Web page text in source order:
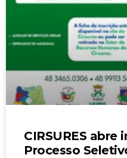
CIRSURES abre
Processo